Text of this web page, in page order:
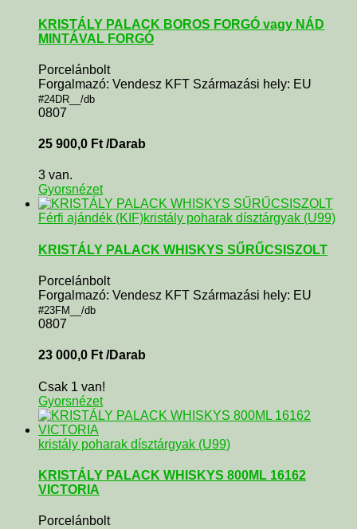
KRISTÁLY PALACK BOROS FORGÓ vagy NÁD
MINTÁVAL FORGÓ
Porcelánbolt
Forgalmazó: Vendesz KFT Származási hely: EU
#24DR__/db
0807
25 900,0 Ft /Darab
3 van.
Gyorsnézet
Férfi ajándék (KIF)kristály poharak dísztárgyak (U99)
KRISTÁLY PALACK WHISKYS SŰRŰCSISZOLT
Porcelánbolt
Forgalmazó: Vendesz KFT Származási hely: EU
#23FM__/db
0807
23 000,0 Ft /Darab
Csak 1 van!
Gyorsnézet
kristály poharak dísztárgyak (U99)
KRISTÁLY PALACK WHISKYS 800ML 16162
VICTORIA
Porcelánbolt